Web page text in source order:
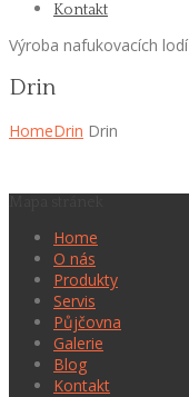
Kontakt
Výroba nafukovacích lodí
Drin
HomeDrin Drin
Home
O nás
Produkty
Servis
Půjčovna
Galerie
Blog
Kontakt